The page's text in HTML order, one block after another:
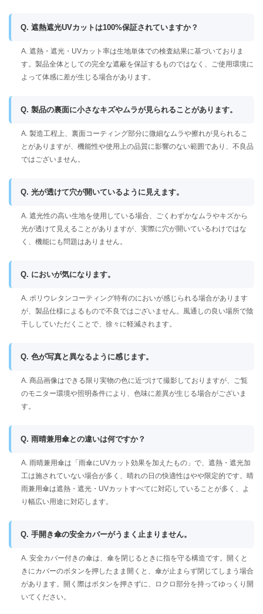
Q. 遮熱遮光UVカットは100%保証されていますか？
A. 遮熱・遮光・UVカット率は生地単体での検査結果に基づいておりま
す。製品全体としての完全な遮蔽を保証するものではなく、ご使用環境に
よって体感に差が生じる場合があります。
Q. 製品の裏面に小さなキズやムラが見られることがあります。
A. 製造工程上、裏面コーティング部分に微細なムラや擦れが見られるこ
とがありますが、機能性や使用上の品質に影響のない範囲であり、不良品
ではございません。
Q. 光が透けて穴が開いているように見えます。
A. 遮光性の高い生地を使用している場合、ごくわずかなムラやキズから
光が透けて見えることがありますが、実際に穴が開いているわけではな
く、機能にも問題はありません。
Q. においが気になります。
A. ポリウレタンコーティング特有のにおいが感じられる場合があります
が、製品仕様によるもので不良ではございません。風通しの良い場所で陰
干ししていただくことで、徐々に軽減されます。
Q. 色が写真と異なるように感じます。
A. 商品画像はできる限り実物の色に近づけて撮影しておりますが、ご覧
のモニター環境や照明条件により、色味に差異が生じる場合がございま
す。
Q. 雨晴兼用傘との違いは何ですか？
A. 雨晴兼用傘は「雨傘にUVカット効果を加えたもの」で、遮熱・遮光加
工は施されていない場合が多く、晴れの日の快適性はやや限定的です。晴
雨兼用傘は遮熱・遮光・UVカットすべてに対応していることが多く、よ
り幅広い用途に対応します。
Q. 手開き傘の安全カバーがうまく止まりません。
A. 安全カバー付きの傘は、傘を閉じるときに指を守る構造です。開くと
きにカバーのボタンを押したまま開くと、傘が止まらず閉じてしまう場合
があります。開く際はボタンを押さずに、ロクロ部分を持ってゆっくり開
いてください。